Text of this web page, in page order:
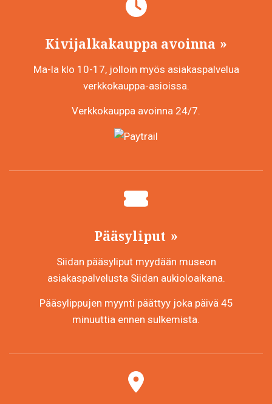
Kivijalkakauppa avoinna
Ma-la klo 10-17, jolloin myös asiakaspalvelua
verkkokauppa-asioissa.
Verkkokauppa avoinna 24/7.
Pääsyliput
Siidan pääsyliput myydään museon
asiakaspalvelusta Siidan aukioloaikana.
Pääsylippujen myynti päättyy joka päivä 45
minuuttia ennen sulkemista.